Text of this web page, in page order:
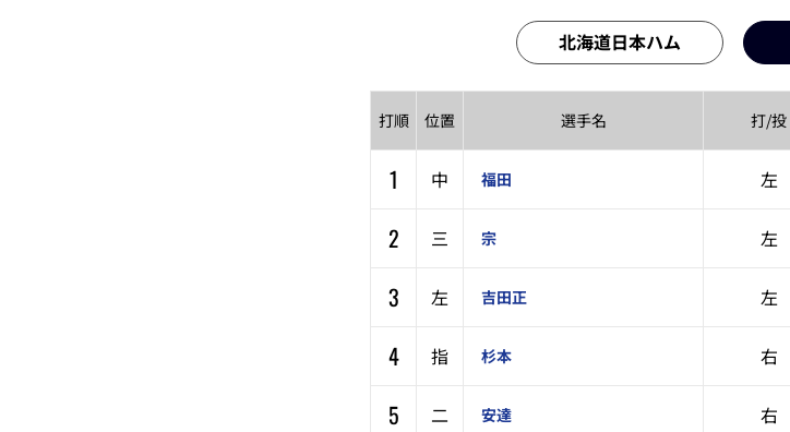
北海道日本ハム
打順 位置 選手名 打/投
1 中 福田 左
2
三 宗 左
3
左 吉田正 左
4
指 杉本 右
5
二 安達 右